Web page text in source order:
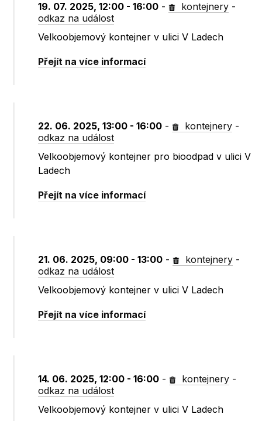
19. 07. 2025, 12:00 - 16:00 - kontejnery -
odkaz na událost
Velkoobjemový kontejner v ulici V Ladech
Přejít na více informací
22. 06. 2025, 13:00 - 16:00 - kontejnery -
odkaz na událost
Velkoobjemový kontejner pro bioodpad v ulici V
Ladech
Přejít na více informací
21. 06. 2025, 09:00 - 13:00 - kontejnery -
odkaz na událost
Velkoobjemový kontejner v ulici V Ladech
Přejít na více informací
14. 06. 2025, 12:00 - 16:00 - kontejnery -
odkaz na událost
Velkoobjemový kontejner v ulici V Ladech